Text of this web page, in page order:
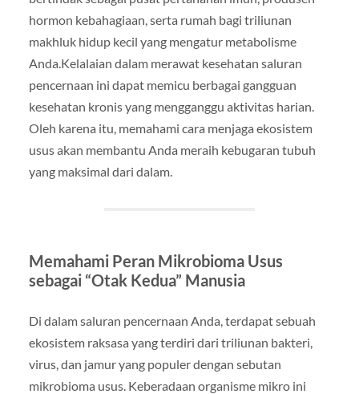
hormon kebahagiaan, serta rumah bagi triliunan
makhluk hidup kecil yang mengatur metabolisme
Anda.Kelalaian dalam merawat kesehatan saluran
pencernaan ini dapat memicu berbagai gangguan
kesehatan kronis yang mengganggu aktivitas harian.
Oleh karena itu, memahami cara menjaga ekosistem
usus akan membantu Anda meraih kebugaran tubuh
yang maksimal dari dalam.
Memahami Peran Mikrobioma Usus
sebagai “Otak Kedua” Manusia
Di dalam saluran pencernaan Anda, terdapat sebuah
ekosistem raksasa yang terdiri dari triliunan bakteri,
virus, dan jamur yang populer dengan sebutan
mikrobioma usus. Keberadaan organisme mikro ini